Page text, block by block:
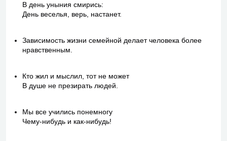
В день уныния смирись:
День веселья, верь, настанет.
Зависимость жизни семейной делает человека более
нравственным.
Кто жил и мыслил, тот не может
В душе не презирать людей.
Мы все учились понемногу
Чему-нибудь и как-нибудь!